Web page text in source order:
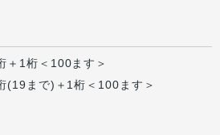
＋1桁＜100ます＞
(19まで)＋1桁＜100ます＞